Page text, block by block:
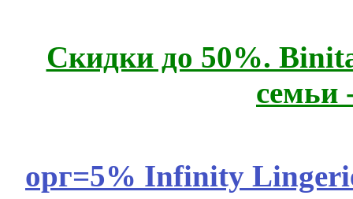
Скидки до 50%.
семьи
орг=5% Infinity